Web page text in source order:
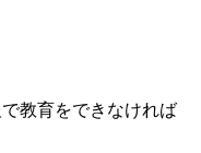
教育をできなければ